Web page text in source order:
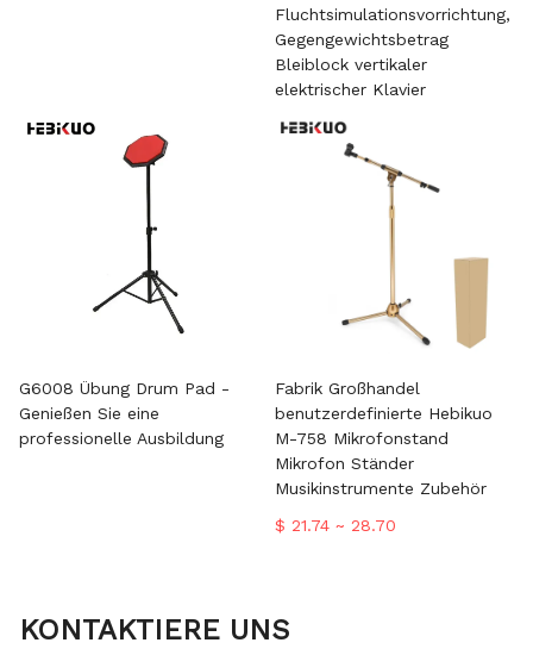
Fluchtsimulationsvorrichtung,
Gegengewichtsbetrag
Bleiblock vertikaler
elektrischer Klavier
G6008 Übung Drum Pad -
Genießen Sie eine
professionelle Ausbildung
Fabrik Großhandel
benutzerdefinierte Hebikuo
M-758 Mikrofonstand
Mikrofon Ständer
Musikinstrumente Zubehör
$ 21.74 ~ 28.70
KONTAKTIERE UNS